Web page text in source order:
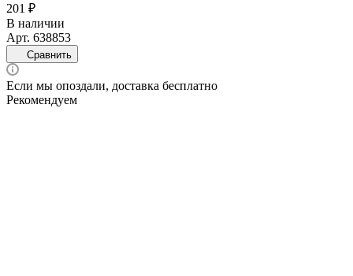
201 ₽
В наличии
Арт. 638853
Сравнить
Если мы опоздали, доставка бесплатно
Рекомендуем